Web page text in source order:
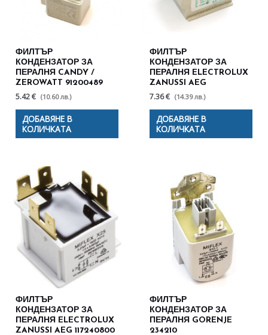
ФИЛТЪР
КОНДЕНЗАТОР ЗА
ПЕРАЛНЯ CANDY /
ZEROWATT 91200489
5.42 € (10.60 лв.)
ДОБАВЯНЕ В
КОЛИЧКАТА
ФИЛТЪР
КОНДЕНЗАТОР ЗА
ПЕРАЛНЯ ELECTROLUX
ZANUSSI AEG
7.36 € (14.39 лв.)
ДОБАВЯНЕ В
КОЛИЧКАТА
ФИЛТЪР
КОНДЕНЗАТОР ЗА
ПЕРАЛНЯ ELECTROLUX
ZANUSSI AEG 117240800
ФИЛТЪР
КОНДЕНЗАТОР ЗА
ПЕРАЛНЯ GORENJE
234210